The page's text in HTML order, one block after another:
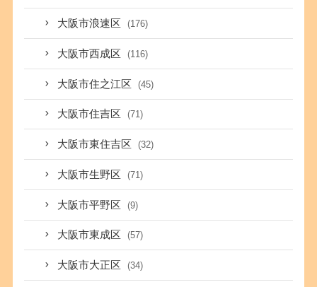
大阪市浪速区 (176)
大阪市西成区 (116)
大阪市住之江区 (45)
大阪市住吉区 (71)
大阪市東住吉区 (32)
大阪市生野区 (71)
大阪市平野区 (9)
大阪市東成区 (57)
大阪市大正区 (34)